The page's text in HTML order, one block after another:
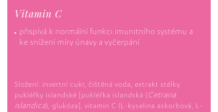
Vitamin C
přispívá k normální funkci imunitního systému a
ke snížení míry únavy a vyčerpání
Složení: invertní cukr, čištěná voda, extrakt stélky
pukléřky islandské [pukléřka islandská ( Cetraria
islandica), glukóza], vitamin C (L-kyselina askorbová, L-